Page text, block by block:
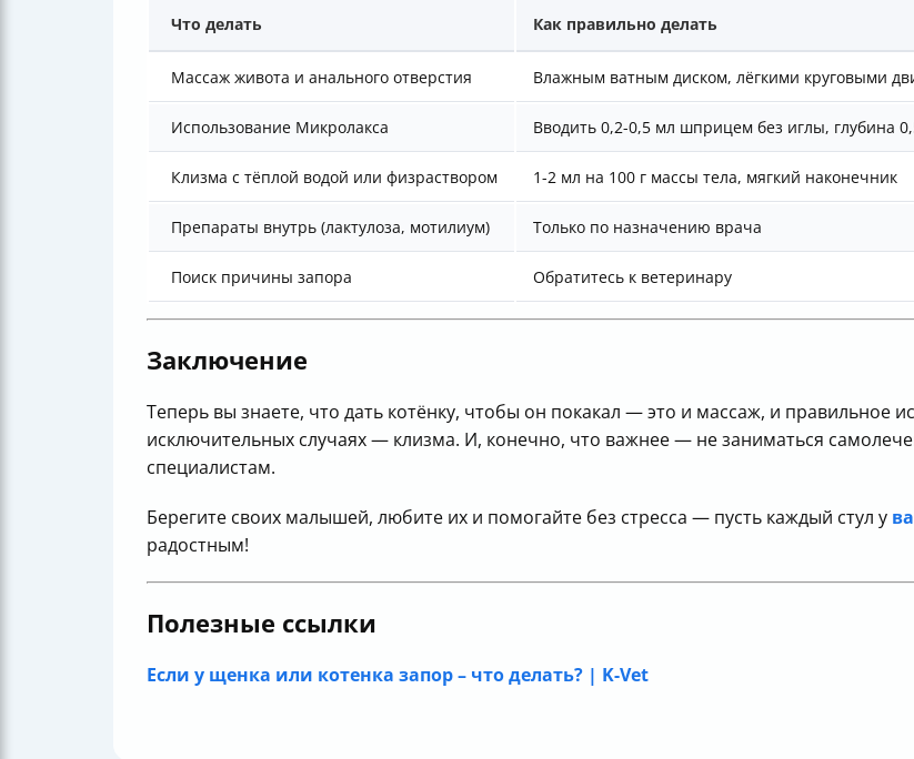
Что делать Как правильно делать
Массаж живота и анального отверстия Влажным ватным диском, лёгкими круговыми
Использование Микролакса Вводить 0,2-0,5 мл шприцем без иглы, глубина
Клизма с тёплой водой или физраствором 1-2 мл на 100 г массы тела, мягкий наконечник
Препараты внутрь (лактулоза, мотилиум) Только по назначению врача
Поиск причины запора Обратитесь к ветеринару
Заключение
Теперь вы знаете, что дать котёнку, чтобы он покакал — это и массаж, и правильное
исключительных случаях — клизма. И, конечно, что важнее — не заниматься
специалистам.
Берегите своих малышей, любите их и помогайте без стресса — пусть каждый стул у
радостным!
Полезные ссылки
Если у щенка или котенка запор – что делать? | K-Vet